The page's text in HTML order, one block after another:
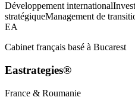
Développement international
stratégiqueManagement de
EA
Cabinet français basé à Bucarest
Eastrategies®
France & Roumanie